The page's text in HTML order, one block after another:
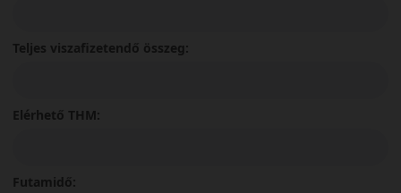
Teljes viszafizetendő összeg:
Elérhető THM:
Futamidő: